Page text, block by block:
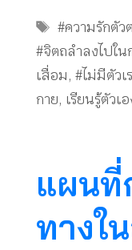
Tags
#ความรักตัว
#จิตถลำลงไปใน
เสื่อม, #ไม่มีตัวเ
กาย, เรียนรู้ตัวเอ
แผนที่
ทางใ